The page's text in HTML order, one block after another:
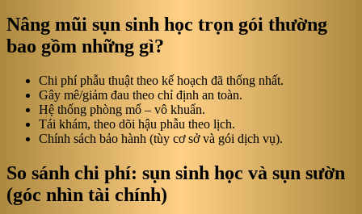
Nâng mũi sụn sinh học trọn gói thường
bao gồm những gì?
Chi phí phẫu thuật theo kế hoạch đã thống nhất.
Gây mê/giảm đau theo chỉ định an toàn.
Hệ thống phòng mổ – vô khuẩn.
Tái khám, theo dõi hậu phẫu theo lịch.
Chính sách bảo hành (tùy cơ sở và gói dịch vụ).
So sánh chi phí: sụn sinh học và sụn sườn
(góc nhìn tài chính)